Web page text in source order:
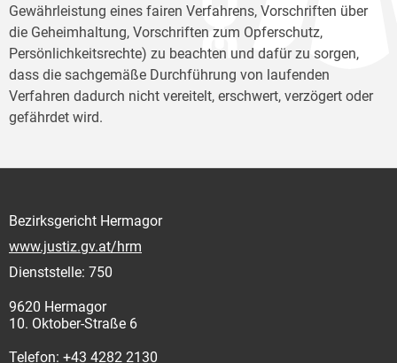
Gewährleistung eines fairen Verfahrens, Vorschriften über
die Geheimhaltung, Vorschriften zum Opferschutz,
Persönlichkeitsrechte) zu beachten und dafür zu sorgen,
dass die sachgemäße Durchführung von laufenden
Verfahren dadurch nicht vereitelt, erschwert, verzögert oder
gefährdet wird.
Bezirksgericht Hermagor
www.justiz.gv.at/hrm
Dienststelle: 750
9620 Hermagor
10. Oktober-Straße 6
Telefon: +43 4282 2130